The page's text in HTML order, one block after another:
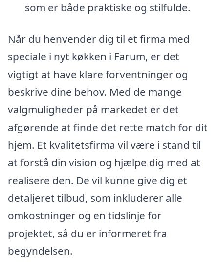
som er både praktiske og stilfulde.
Når du henvender dig til et firma med
speciale i nyt køkken i Farum, er det
vigtigt at have klare forventninger og
beskrive dine behov. Med de mange
valgmuligheder på markedet er det
afgørende at finde det rette match for dit
hjem. Et kvalitetsfirma vil være i stand til
at forstå din vision og hjælpe dig med at
realisere den. De vil kunne give dig et
detaljeret tilbud, som inkluderer alle
omkostninger og en tidslinje for
projektet, så du er informeret fra
begyndelsen.